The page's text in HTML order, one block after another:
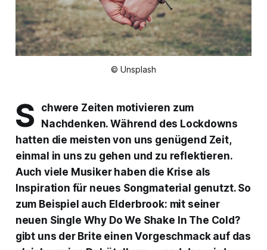
© Unsplash
S
chwere Zeiten motivieren zum
Nachdenken. Während des Lockdowns
hatten die meisten von uns genügend Zeit,
einmal in uns zu gehen und zu reflektieren.
Auch viele Musiker haben die Krise als
Inspiration für neues Songmaterial genutzt. So
zum Beispiel auch Elderbrook: mit seiner
neuen Single Why Do We Shake In The Cold?
gibt uns der Brite einen Vorgeschmack auf das